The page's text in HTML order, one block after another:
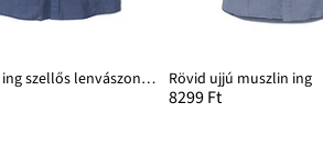
Rövid ujjú ing szellős lenvászon keverékből Rövid ujjú muszlin ing
8299 Ft